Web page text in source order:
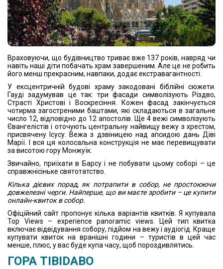
Враховуючи, що будівництво триває вже 137 років, навряд чи
навіть наші діти побачать храм завершеним. Але це не робить
його менш прекрасним, навпаки, додає екстравагантності.
У ексцентричній будові храму закодовані біблійні сюжети.
Гауді задумував це так: три фасади символізують Різдво,
Страсті Христові і Воскресіння. Кожен фасад закінчується
чотирма загостреними баштами, які складаються в загальне
число 12, відповідно до 12 апостолів. Ще 4 вежі символізують
Євангелістів і оточують центральну найвищу вежу з хрестом,
присвячену Ісусу. Вежа з дзвіницею над апсидою дань Діві
Марії. І вся ця колосальна конструкція не має перевищувати
за висотою гору Монжуїк.
Звичайно, приїхати в Барсу і не побувати цьому соборі – це
справжнісіньке святотатство.
Кілька дієвих порад, як потрапити в собор, не простоюючи
довжелезні черги. Найперше, що ви маєте зробити – це купити
онлайн-квиток в собор.
Офіційний сайт пропонує кілька варіантів квитків. Я купувала
Top Views – experience panoramic views. Цей тип квитка
включає відвідування собору, підйом на вежу і аудіогід. Краще
купувати квиток на вранішні години – туристів в цей час
менше, плюс, у вас буде купа часу, щоб пороздивлятись.
ГОРА TIBIDABO